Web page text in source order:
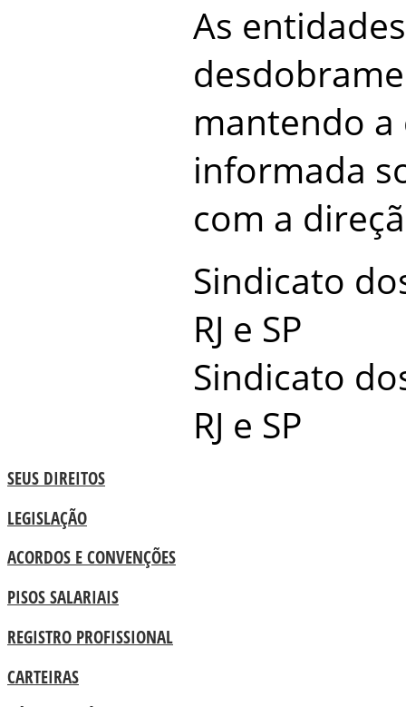
As
mantendo a
informada
com a
Sindicato
RJ e SP
Sindicato
RJ e SP
SEUS DIREITOS
LEGISLAÇÃO
ACORDOS E CONVENÇÕES
PISOS SALARIAIS
REGISTRO PROFISSIONAL
CARTEIRAS